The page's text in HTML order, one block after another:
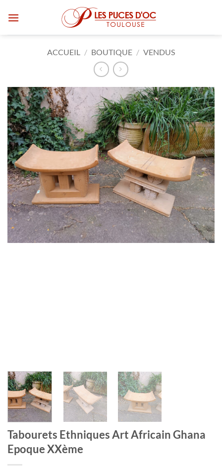
ACCUEIL / BOUTIQUE / VENDUS
Tabourets Ethniques Art Africain Ghana
Epoque XXème